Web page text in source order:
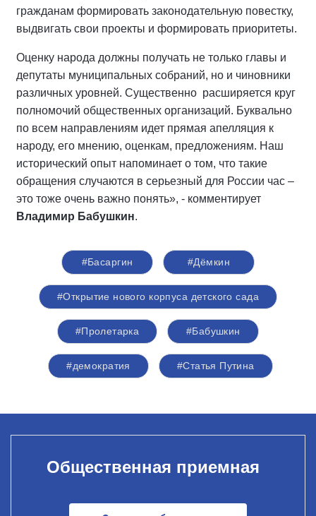
гражданам формировать законодательную повестку,
выдвигать свои проекты и формировать приоритеты.
Оценку народа должны получать не только главы и
депутаты муниципальных собраний, но и чиновники
различных уровней. Существенно расширяется круг
полномочий общественных организаций. Буквально
по всем направлениям идет прямая апелляция к
народу, его мнению, оценкам, предложениям. Наш
исторический опыт напоминает о том, что такие
обращения случаются в серьезный для России час –
это тоже очень важно понять», - комментирует
Владимир Бабушкин.
#Басаргин #Дёмкин
#Открытие нового корпуса детского сада
#Пролетарка #Бабушкин
#демократия #Статья Путина
Общественная приемная